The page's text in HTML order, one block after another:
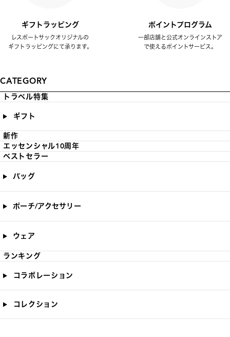
ギフトラッピング
レスポートサックオリジナルの
ギフトラッピングにて承ります。
ポイントプログラム
一部店舗と公式オンラインストア
で使えるポイントサービス。
CATEGORY
トラベル特集
ギフト
新作
エッセンシャル10周年
ベストセラー
バッグ
ポーチ/アクセサリー
ウェア
ランキング
コラボレーション
コレクション